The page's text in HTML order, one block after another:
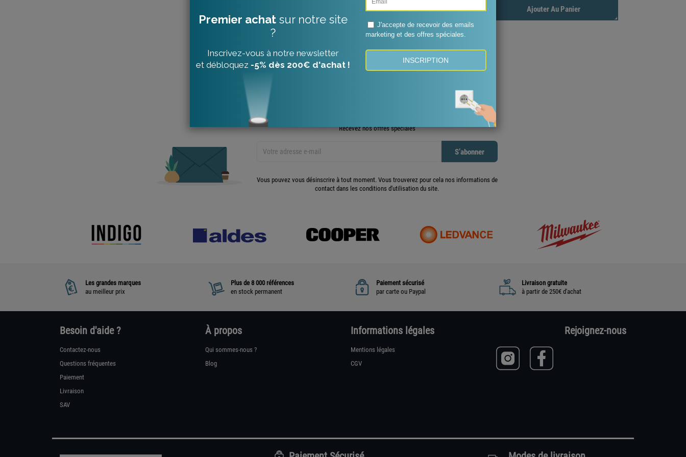
Ajouter Au Panier Ajouter Au Panier
Affichage 1-3 de 3 article(s)
Recevez nos offres spéciales
Vous pouvez vous désinscrire à tout moment. Vous trouverez pour cela nos informations de
contact dans les conditions d'utilisation du site.
Les grandes marques
au meilleur prix
Plus de 8 000 références
en stock permanent
Paiement sécurisé
par carte ou Paypal
Livraison gratuite
à partir de 250€ d'achat
Besoin d'aide ?
Contactez-nous
Questions fréquentes
Paiement
Livraison
SAV
À propos
Qui sommes-nous ?
Blog
Informations légales
Mentions légales
CGV
Rejoignez-nous
être utilisés pour la personnalisation des annonces. Pour donner votre consentement à son
utilisation, appuyez sur le bouton Accepter.
Personnaliser les cookies
ACCEPTER